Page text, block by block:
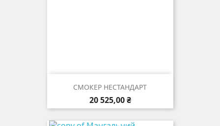
СМОКЕР НЕСТАНДАРТ
Цена
20 525,00 ₴